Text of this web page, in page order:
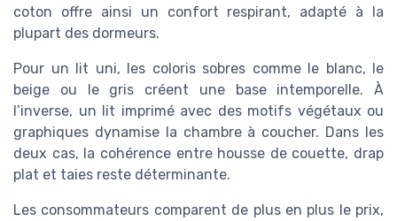
coton offre ainsi un confort respirant, adapté à la
plupart des dormeurs.
Pour un lit uni, les coloris sobres comme le blanc, le
beige ou le gris créent une base intemporelle. À
l’inverse, un lit imprimé avec des motifs végétaux ou
graphiques dynamise la chambre à coucher. Dans les
deux cas, la cohérence entre housse de couette, drap
plat et taies reste déterminante.
Les consommateurs comparent de plus en plus le prix,